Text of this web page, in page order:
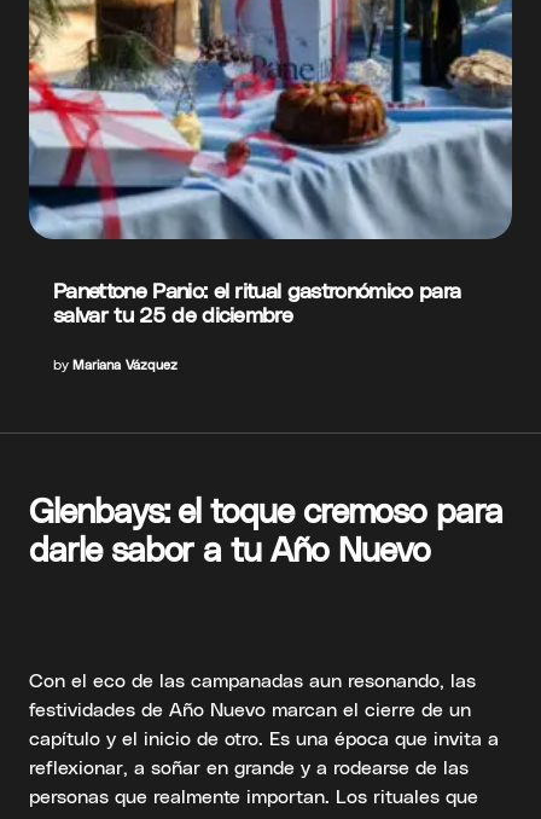
Panettone Panio: el ritual gastronómico para
salvar tu 25 de diciembre
by Mariana Vázquez
Glenbays: el toque cremoso para
darle sabor a tu Año Nuevo
Con el eco de las campanadas aun resonando, las
festividades de Año Nuevo marcan el cierre de un
capítulo y el inicio de otro. Es una época que invita a
reflexionar, a soñar en grande y a rodearse de las
personas que realmente importan. Los rituales que